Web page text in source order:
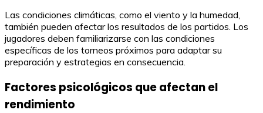
Las condiciones climáticas, como el viento y la humedad,
también pueden afectar los resultados de los partidos. Los
jugadores deben familiarizarse con las condiciones
específicas de los torneos próximos para adaptar su
preparación y estrategias en consecuencia.
Factores psicológicos que afectan el
rendimiento